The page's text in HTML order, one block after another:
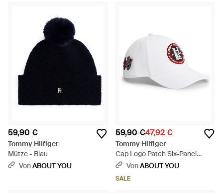
59,90 €
Tommy Hilfiger
Mütze - Blau
VonABOUT YOU
59,90 €47,92 €
Tommy Hilfiger
Cap Logo Patch Six-Panel
Baseball - Weiß
VonABOUT YOU
SALE